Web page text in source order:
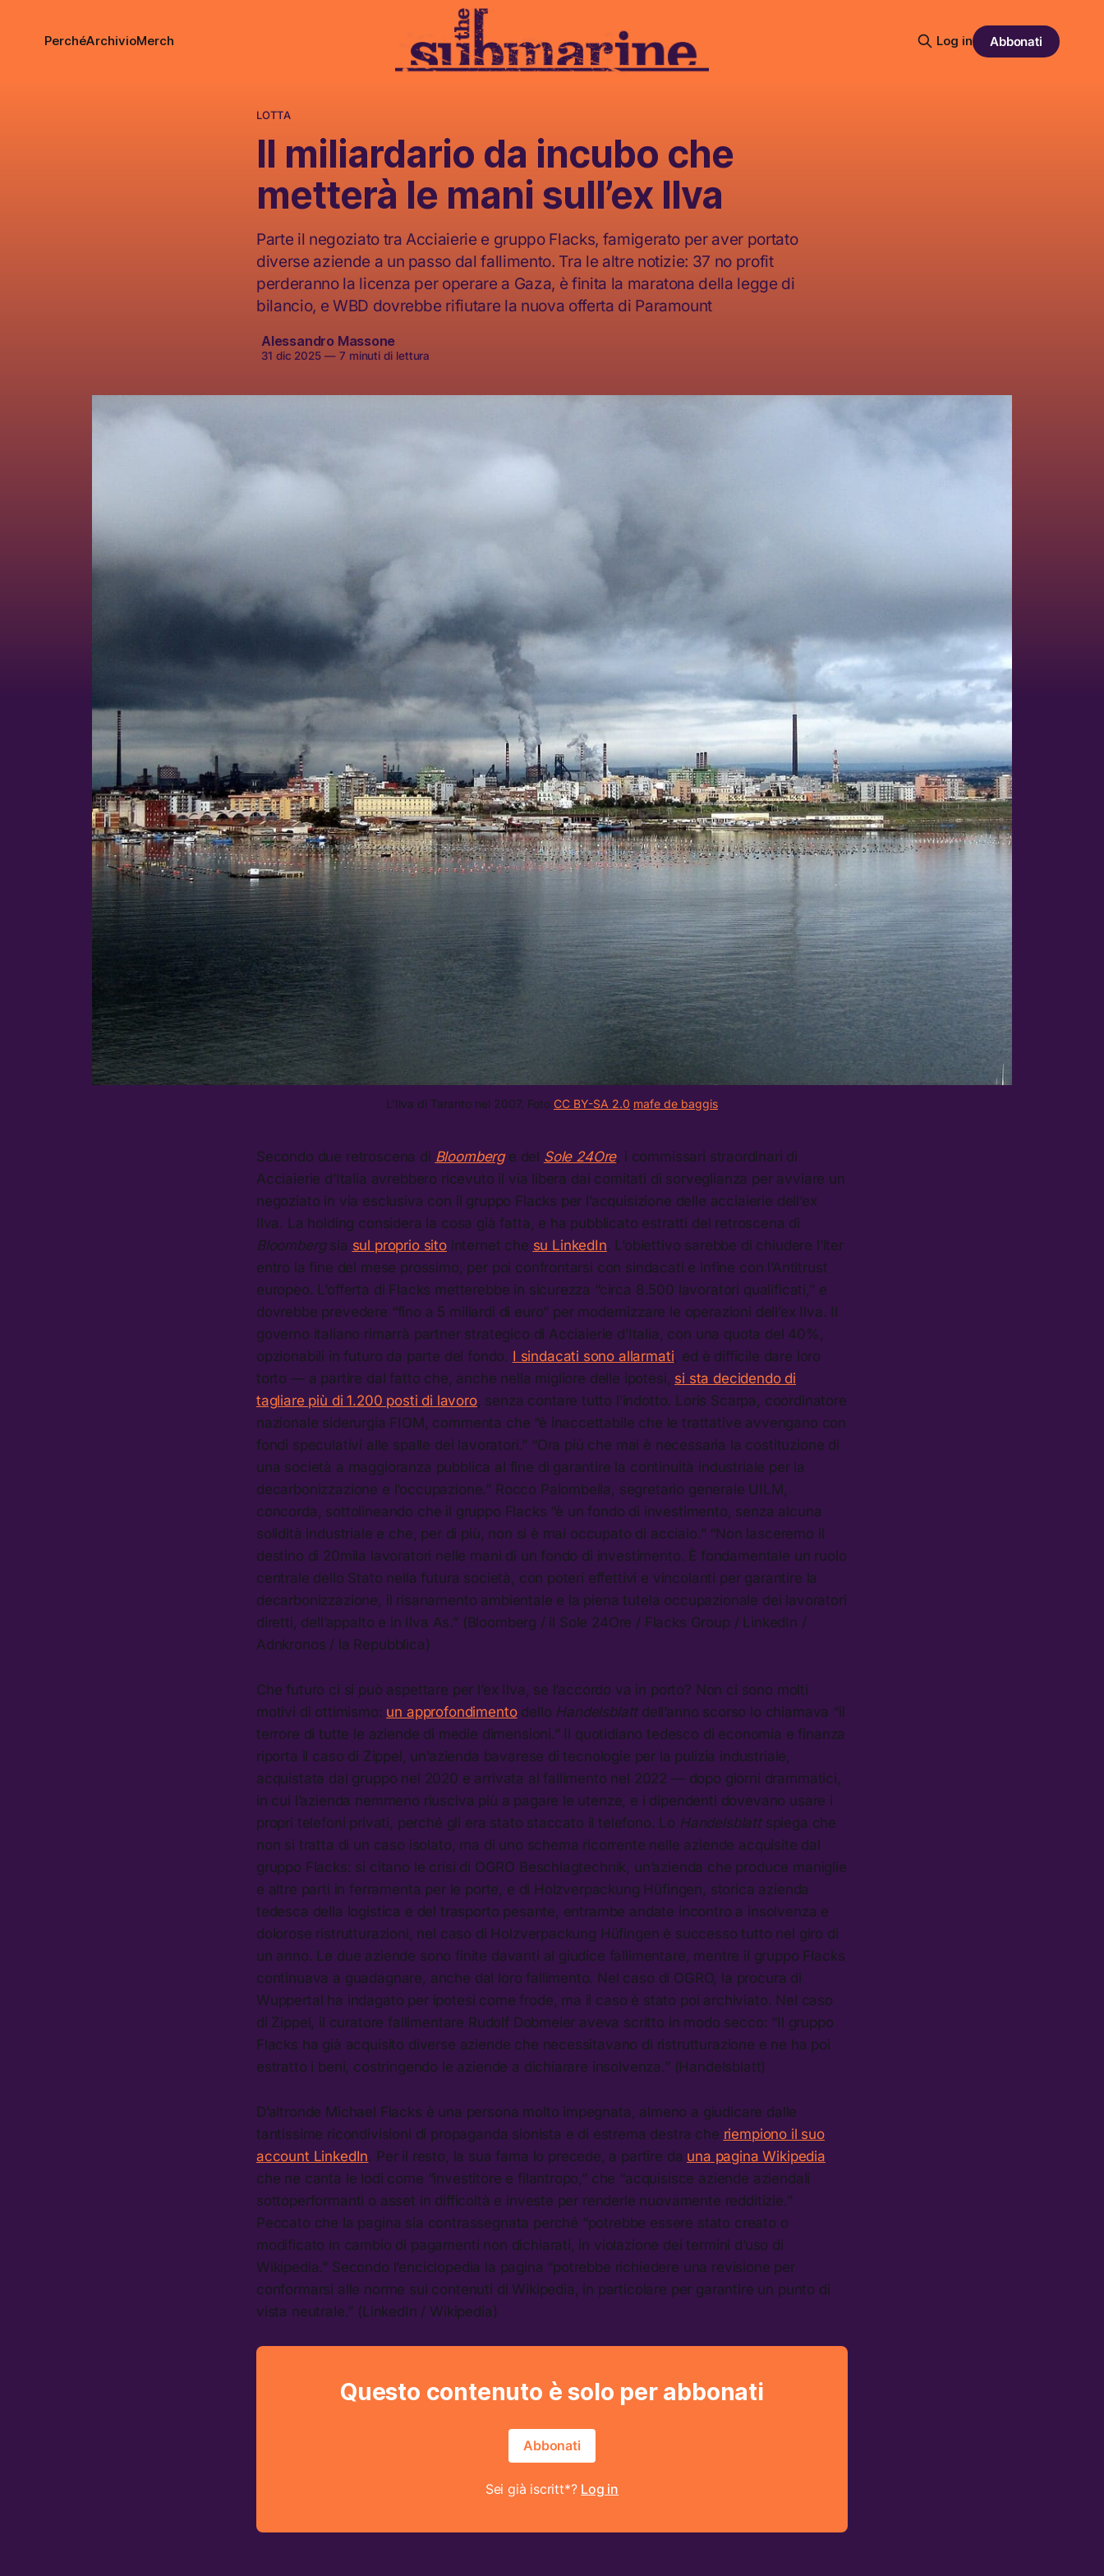
PerchéArchivioMerch Log in Abbonati
LOTTA
Il miliardario da incubo che
metterà le mani sull’ex Ilva
Parte il negoziato tra Acciaierie e gruppo Flacks, famigerato per aver portato
diverse aziende a un passo dal fallimento. Tra le altre notizie: 37 no profit
perderanno la licenza per operare a Gaza, è finita la maratona della legge di
bilancio, e WBD dovrebbe rifiutare la nuova offerta di Paramount
Alessandro Massone
31 dic 2025 —7 minuti di lettura
L’Ilva di Taranto nel 2007. Foto CC BY-SA 2.0 mafe de baggis
Secondo due retroscena di Bloomberg e del Sole 24Ore, i commissari straordinari di
Acciaierie d’Italia avrebbero ricevuto il via libera dai comitati di sorveglianza per avviare un
negoziato in via esclusiva con il gruppo Flacks per l’acquisizione delle acciaierie dell’ex
Ilva. La holding considera la cosa già fatta, e ha pubblicato estratti del retroscena di
Bloombergsia sul proprio sitointernet che su LinkedIn. L’obiettivo sarebbe di chiudere l’iter
entro la fine del mese prossimo, per poi confrontarsi con sindacati e infine con l’Antitrust
europeo. L’offerta di Flacks metterebbe in sicurezza “circa 8.500 lavoratori qualificati,” e
dovrebbe prevedere “fino a 5 miliardi di euro” per modernizzare le operazioni dell’ex Ilva. Il
governo italiano rimarrà partner strategico di Acciaierie d’Italia, con una quota del 40%,
opzionabili in futuro da parte del fondo. I sindacati sono allarmati, ed è difficile dare loro
torto — a partire dal fatto che, anche nella migliore delle ipotesi, si sta decidendo di
tagliare più di 1.200 posti di lavoro, senza contare tutto l’indotto. Loris Scarpa, coordinatore
nazionale siderurgia FIOM, commenta che “è inaccettabile che le trattative avvengano con
fondi speculativi alle spalle dei lavoratori.” “Ora più che mai è necessaria la costituzione di
una società a maggioranza pubblica al fine di garantire la continuità industriale per la
decarbonizzazione e l’occupazione.” Rocco Palombella, segretario generale UILM,
concorda, sottolineando che il gruppo Flacks “è un fondo di investimento, senza alcuna
solidità industriale e che, per di più, non si è mai occupato di acciaio.” “Non lasceremo il
destino di 20mila lavoratori nelle mani di un fondo di investimento. È fondamentale un ruolo
centrale dello Stato nella futura società, con poteri effettivi e vincolanti per garantire la
decarbonizzazione, il risanamento ambientale e la piena tutela occupazionale dei lavoratori
diretti, dell’appalto e in Ilva As.” (Bloomberg / il Sole 24Ore / Flacks Group / LinkedIn /
Adnkronos / la Repubblica)
Che futuro ci si può aspettare per l’ex Ilva, se l’accordo va in porto? Non ci sono molti
motivi di ottimismo: un approfondimentodello Handelsblatt dell’anno scorso lo chiamava “il
terrore di tutte le aziende di medie dimensioni.” Il quotidiano tedesco di economia e finanza
riporta il caso di Zippel, un’azienda bavarese di tecnologie per la pulizia industriale,
acquistata dal gruppo nel 2020 e arrivata al fallimento nel 2022 — dopo giorni drammatici,
in cui l’azienda nemmeno riusciva più a pagare le utenze, e i dipendenti dovevano usare i
propri telefoni privati, perché gli era stato staccato il telefono. Lo Handelsblatt spiega che
non si tratta di un caso isolato, ma di uno schema ricorrente nelle aziende acquisite dal
gruppo Flacks: si citano le crisi di OGRO Beschlagtechnik, un’azienda che produce maniglie
e altre parti in ferramenta per le porte, e di Holzverpackung Hüfingen, storica azienda
tedesca della logistica e del trasporto pesante, entrambe andate incontro a insolvenza e
dolorose ristrutturazioni, nel caso di Holzverpackung Hüfingen è successo tutto nel giro di
un anno. Le due aziende sono finite davanti al giudice fallimentare, mentre il gruppo Flacks
continuava a guadagnare, anche dal loro fallimento. Nel caso di OGRO, la procura di
Wuppertal ha indagato per ipotesi come frode, ma il caso è stato poi archiviato. Nel caso
di Zippel, il curatore fallimentare Rudolf Dobmeier aveva scritto in modo secco: “Il gruppo
Flacks ha già acquisito diverse aziende che necessitavano di ristrutturazione e ne ha poi
estratto i beni, costringendo le aziende a dichiarare insolvenza.” (Handelsblatt)
D’altronde Michael Flacks è una persona molto impegnata, almeno a giudicare dalle
tantissime ricondivisioni di propaganda sionista e di estrema destra che riempiono il suo
account LinkedIn. Per il resto, la sua fama lo precede, a partire da una pagina Wikipedia
che ne canta le lodi come “investitore e filantropo,” che “acquisisce aziende aziendali
sottoperformanti o asset in difficoltà e investe per renderle nuovamente redditizie.”
Peccato che la pagina sia contrassegnata perché “potrebbe essere stato creato o
modificato in cambio di pagamenti non dichiarati, in violazione dei termini d’uso di
Wikipedia.” Secondo l’enciclopedia la pagina “potrebbe richiedere una revisione per
conformarsi alle norme sui contenuti di Wikipedia, in particolare per garantire un punto di
vista neutrale.” (LinkedIn / Wikipedia)
Questo contenuto è solo per abbonati
Abbonati
Sei già iscritt*? Log in